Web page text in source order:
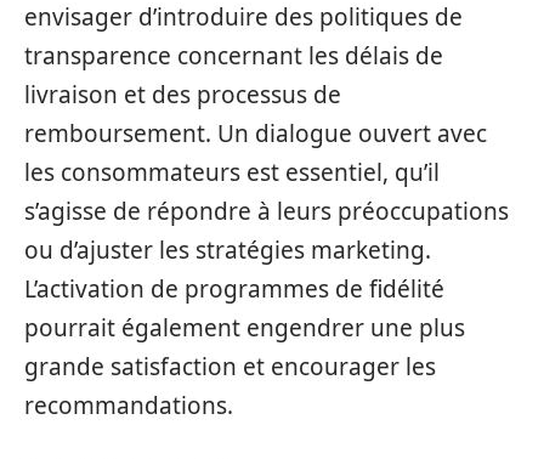
envisager d’introduire des politiques de
transparence concernant les délais de
livraison et des processus de
remboursement. Un dialogue ouvert avec
les consommateurs est essentiel, qu’il
s’agisse de répondre à leurs préoccupations
ou d’ajuster les stratégies marketing.
L’activation de programmes de fidélité
pourrait également engendrer une plus
grande satisfaction et encourager les
recommandations.